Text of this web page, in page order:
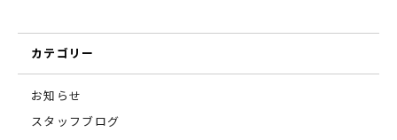
カテゴリー
お知らせ
スタッフブログ